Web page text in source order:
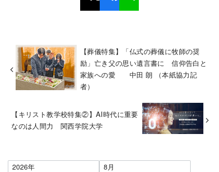
【葬儀特集】「仏式の葬儀に牧師の奨
励」亡き父の思い遺言書に 信仰告白と
家族への愛 中田 朗 （本紙協力記
者）
【キリスト教学校特集②】AI時代に重要
なのは人間力 関西学院大学